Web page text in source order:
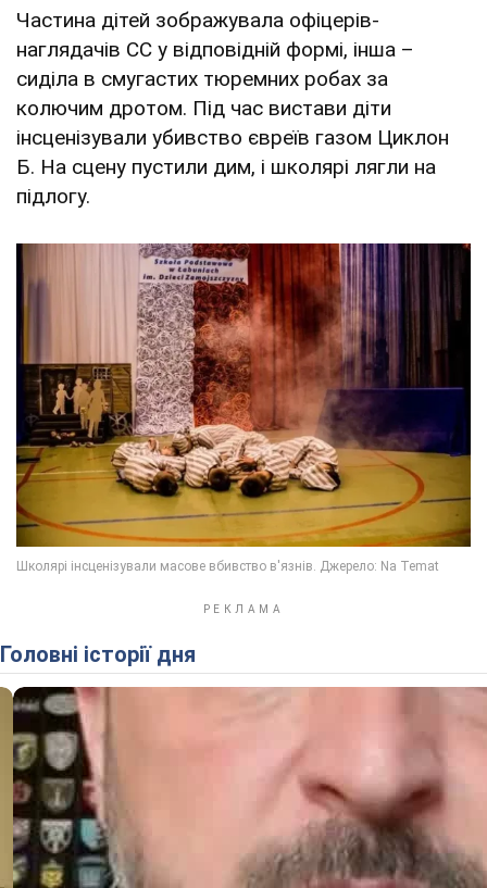
Частина дітей зображувала офіцерів-
наглядачів СС у відповідній формі, інша –
сиділа в смугастих тюремних робах за
колючим дротом. Під час вистави діти
інсценізували убивство євреїв газом Циклон
Б. На сцену пустили дим, і школярі лягли на
підлогу.
Головні історії дня